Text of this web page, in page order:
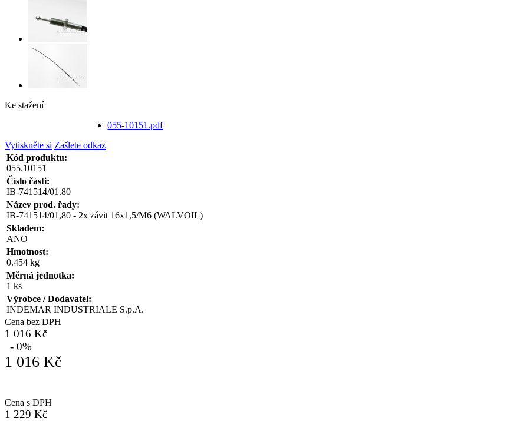
Ke stažení
055-10151.pdf
Vytiskněte si Zašlete odkaz
Kód produktu:
055.10151
Číslo části:
IB-741514/01.80
Název prod. řady:
IB-741514/01,80 - 2x závit 16x1,5/M6 (WALVOIL)
Skladem:
ANO
Hmotnost:
0.454 kg
Měrná jednotka:
1 ks
Výrobce / Dodavatel:
INDEMAR INDUSTRIALE S.p.A.
Cena bez DPH
1 016 Kč
- 0%
1 016 Kč
Cena s DPH
1 229 Kč